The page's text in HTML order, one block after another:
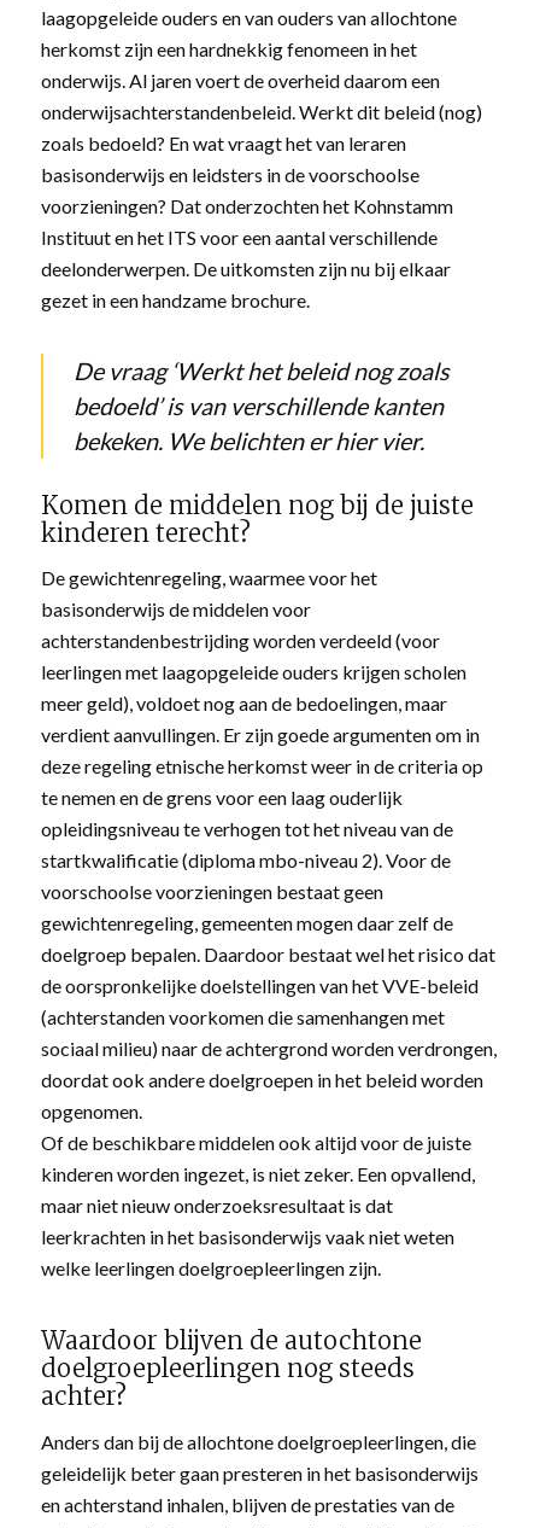
laagopgeleide ouders en van ouders van allochtone
herkomst zijn een hardnekkig fenomeen in het
onderwijs. Al jaren voert de overheid daarom een
onderwijsachterstandenbeleid. Werkt dit beleid (nog)
zoals bedoeld? En wat vraagt het van leraren
basisonderwijs en leidsters in de voorschoolse
voorzieningen? Dat onderzochten het Kohnstamm
Instituut en het ITS voor een aantal verschillende
deelonderwerpen. De uitkomsten zijn nu bij elkaar
gezet in een handzame brochure.
De vraag ‘Werkt het beleid nog zoals
bedoeld’ is van verschillende kanten
bekeken. We belichten er hier vier.
Komen de middelen nog bij de juiste
kinderen terecht?
De gewichtenregeling, waarmee voor het
basisonderwijs de middelen voor
achterstandenbestrijding worden verdeeld (voor
leerlingen met laagopgeleide ouders krijgen scholen
meer geld), voldoet nog aan de bedoelingen, maar
verdient aanvullingen. Er zijn goede argumenten om in
deze regeling etnische herkomst weer in de criteria op
te nemen en de grens voor een laag ouderlijk
opleidingsniveau te verhogen tot het niveau van de
startkwalificatie (diploma mbo-niveau 2). Voor de
voorschoolse voorzieningen bestaat geen
gewichtenregeling, gemeenten mogen daar zelf de
doelgroep bepalen. Daardoor bestaat wel het risico dat
de oorspronkelijke doelstellingen van het VVE-beleid
(achterstanden voorkomen die samenhangen met
sociaal milieu) naar de achtergrond worden verdrongen,
doordat ook andere doelgroepen in het beleid worden
opgenomen.
Of de beschikbare middelen ook altijd voor de juiste
kinderen worden ingezet, is niet zeker. Een opvallend,
maar niet nieuw onderzoeksresultaat is dat
leerkrachten in het basisonderwijs vaak niet weten
welke leerlingen doelgroepleerlingen zijn.
Waardoor blijven de autochtone
doelgroepleerlingen nog steeds
achter?
Anders dan bij de allochtone doelgroepleerlingen, die
geleidelijk beter gaan presteren in het basisonderwijs
en achterstand inhalen, blijven de prestaties van de